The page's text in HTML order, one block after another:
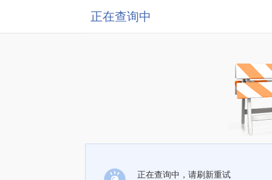
正在查询中
正在查询中，请刷新重试